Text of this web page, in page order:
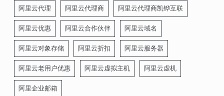
阿里云代理 阿里云代理商 阿里云代理商凯铧互联
阿里云优惠 阿里云合作伙伴 阿里云域名
阿里云对象存储 阿里云折扣 阿里云服务器
阿里云老用户优惠 阿里云虚拟主机 阿里云虚机
阿里企业邮箱